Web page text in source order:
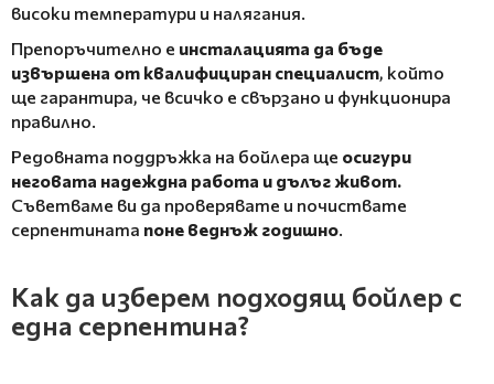
високи температури и налягания.
Препоръчително е инсталацията да бъде
извършена от квалифициран специалист, който
ще гарантира, че всичко е свързано и функционира
правилно.
Редовната поддръжка на бойлера ще осигури
неговата надеждна работа и дълъг живот.
Съветваме ви да проверявате и почиствате
серпентината поне веднъж годишно
Как да изберем подходящ бойлер с
една серпентина?